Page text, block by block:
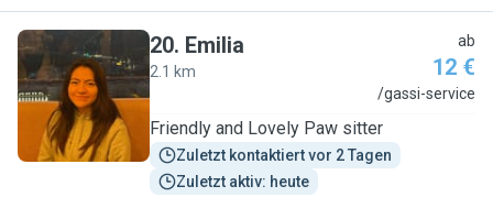
E
20. Emilia
2.1 km
ab
12 €
/gassi-service
Friendly and Lovely Paw sitter
Zuletzt kontaktiert vor 2 Tagen
Zuletzt aktiv: heute